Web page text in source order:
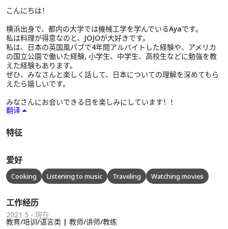
こんにちは！
横浜出身で、都内の大学では機械工学を学んでいるAyaです。
私は料理が得意なのと、JOJOが大好きです。
私は、日本の英国風パブで4年間アルバイトした経験や、アメリカ
の国立公園で働いた経験, 小学生、中学生、高校生などに勉強を教
えた経験もあります。
ぜひ、みなさんと楽しく話して、日本についての理解を深めてもら
えたら嬉しいです。
みなさんにお会いできる日を楽しみにしています！！
翻译
特征
爱好
Cooking Listening to music Traveling Watching movies
工作经历
2021 5 - 現在
教育/培训/语言类 | 教师/讲师/教练